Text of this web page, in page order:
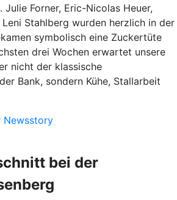
Julie Forner, Eric-Nicolas Heuer,
Leni Stahlberg wurden herzlich in der
symbolisch eine Zuckertüte
drei Wochen erwartet unsere
nicht der klassische
Bank, sondern Kühe, Stallarbeit
Newsstory
bei der